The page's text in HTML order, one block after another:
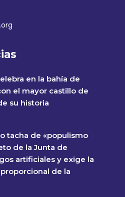
en la bahía de
el mayor castillo de
su historia
tacha de «populismo
de la Junta de
artificiales y exige la
de la